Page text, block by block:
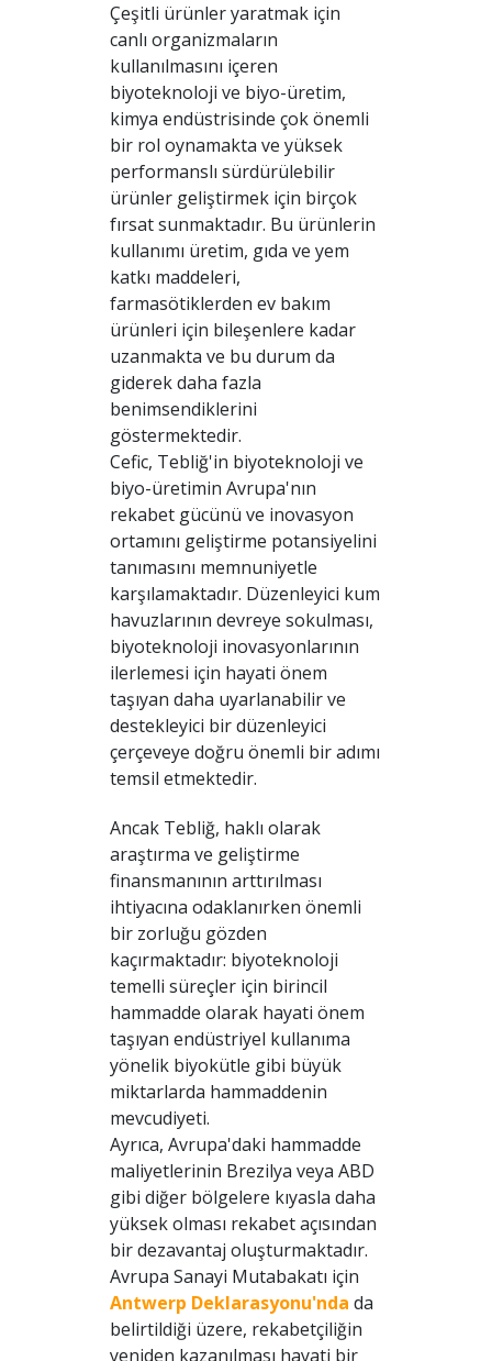
Çeşitli ürünler yaratmak için
canlı organizmaların
kullanılmasını içeren
biyoteknoloji ve biyo-üretim,
kimya endüstrisinde çok önemli
bir rol oynamakta ve yüksek
performanslı sürdürülebilir
ürünler geliştirmek için birçok
fırsat sunmaktadır. Bu ürünlerin
kullanımı üretim, gıda ve yem
katkı maddeleri,
farmasötiklerden ev bakım
ürünleri için bileşenlere kadar
uzanmakta ve bu durum da
giderek daha fazla
benimsendiklerini
göstermektedir.
Cefic, Tebliğ'in biyoteknoloji ve
biyo-üretimin Avrupa'nın
rekabet gücünü ve inovasyon
ortamını geliştirme potansiyelini
tanımasını memnuniyetle
karşılamaktadır. Düzenleyici kum
havuzlarının devreye sokulması,
biyoteknoloji inovasyonlarının
ilerlemesi için hayati önem
taşıyan daha uyarlanabilir ve
destekleyici bir düzenleyici
çerçeveye doğru önemli bir adımı
temsil etmektedir.
Ancak Tebliğ, haklı olarak
araştırma ve geliştirme
finansmanının arttırılması
ihtiyacına odaklanırken önemli
bir zorluğu gözden
kaçırmaktadır: biyoteknoloji
temelli süreçler için birincil
hammadde olarak hayati önem
taşıyan endüstriyel kullanıma
yönelik biyokütle gibi büyük
miktarlarda hammaddenin
mevcudiyeti.
Ayrıca, Avrupa'daki hammadde
maliyetlerinin Brezilya veya ABD
gibi diğer bölgelere kıyasla daha
yüksek olması rekabet açısından
bir dezavantaj oluşturmaktadır.
Avrupa Sanayi Mutabakatı için
Antwerp Deklarasyonu'nda da
belirtildiği üzere, rekabetçiliğin
yeniden kazanılması hayati bir